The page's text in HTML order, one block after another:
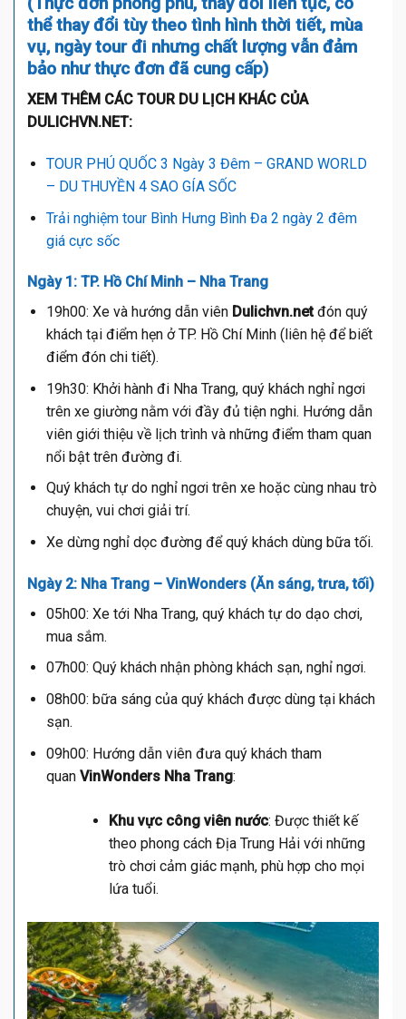
thể thay đổi tùy theo tình hình thời tiết, mùa
vụ, ngày tour đi nhưng chất lượng vẫn đảm
bảo như thực đơn đã cung cấp)
XEM THÊM CÁC TOUR DU LỊCH KHÁC CỦA
DULICHVN.NET:
TOUR PHÚ QUỐC 3 Ngày 3 Đêm – GRAND WORLD
– DU THUYỀN 4 SAO GÍA SỐC
Trải nghiệm tour Bình Hưng Bình Đa 2 ngày 2 đêm
giá cực sốc
Ngày 1: TP. Hồ Chí Minh – Nha Trang
19h00: Xe và hướng dẫn viên Dulichvn.netđón quý
khách tại điểm hẹn ở TP. Hồ Chí Minh (liên hệ để biết
điểm đón chi tiết).
19h30: Khởi hành đi Nha Trang, quý khách nghỉ ngơi
trên xe giường nằm với đầy đủ tiện nghi. Hướng dẫn
viên giới thiệu về lịch trình và những điểm tham quan
nổi bật trên đường đi.
Quý khách tự do nghỉ ngơi trên xe hoặc cùng nhau trò
chuyện, vui chơi giải trí.
Xe dừng nghỉ dọc đường để quý khách dùng bữa tối.
Ngày 2: Nha Trang – VinWonders (Ăn sáng, trưa, tối)
05h00: Xe tới Nha Trang, quý khách tự do dạo chơi,
mua sắm.
07h00: Quý khách nhận phòng khách sạn, nghỉ ngơi.
08h00: bữa sáng của quý khách được dùng tại khách
sạn.
09h00: Hướng dẫn viên đưa quý khách tham
quan VinWonders Nha Trang:
Khu vực công viên nước: Được thiết kế
theo phong cách Địa Trung Hải với những
trò chơi cảm giác mạnh, phù hợp cho mọi
lứa tuổi.